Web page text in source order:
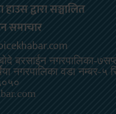
द्वारा सञ्चालित
समाचार
बरसाईन नगरपालिका-
नगरपालिका वडा नम्बर-५